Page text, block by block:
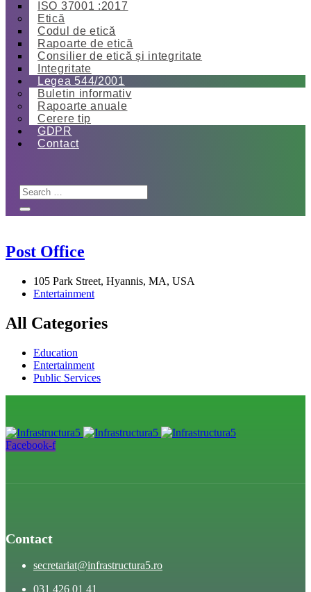
ISO 37001 :2017
Etică
Codul de etică
Rapoarte de etică
Consilier de etică și integritate
Integritate
Legea 544/2001
Buletin informativ
Rapoarte anuale
Cerere tip
GDPR
Contact
Post Office
105 Park Street, Hyannis, MA, USA
Entertainment
All Categories
Education
Entertainment
Public Services
Facebook-f
Contact
secretariat@infrastructura5.ro
031 426 01 41